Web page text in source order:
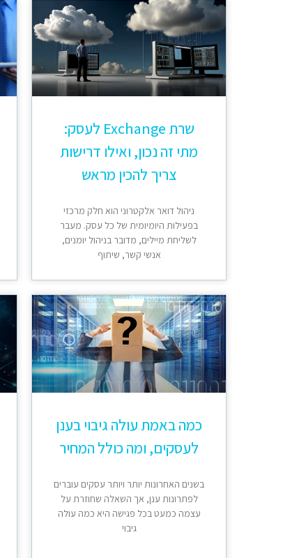
שרת Exchange לעסק:
מתי זה נכון, ואילו דרישות
צריך להכין מראש
ניהול דואר אלקטרוני הוא חלק מרכזי
בפעילות היומיומית של כל עסק. מעבר
לשליחת מיילים, מדובר בניהול יומנים,
אנשי קשר, שיתוף
כמה באמת עולה גיבוי בענן
לעסקים, ומה כולל המחיר
בשנים האחרונות יותר ויותר עסקים עוברים
לפתרונות ענן, אך השאלה שחוזרת על
עצמה כמעט בכל פגישה היא כמה עולה
גיבוי